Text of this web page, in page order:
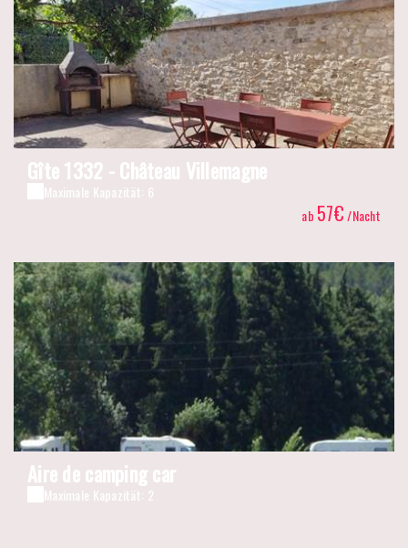
Gîte 1332 - Château Villemagne
Maximale Kapazität: 6
ab 57€/Nacht
Aire de camping car
Maximale Kapazität: 2